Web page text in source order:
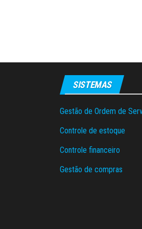
SISTEMAS
Gestão de Ordem de
Controle de estoque
Controle financeiro
Gestão de compras